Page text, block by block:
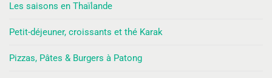
Les saisons en Thaïlande
Petit-déjeuner, croissants et thé Karak
Pizzas, Pâtes & Burgers à Patong